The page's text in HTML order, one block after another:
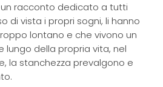
racconto dedicato a tutti
di vista i propri sogni, li hanno
lontano e che vivono un
lungo della propria vita, nel
la stanchezza prevalgono e